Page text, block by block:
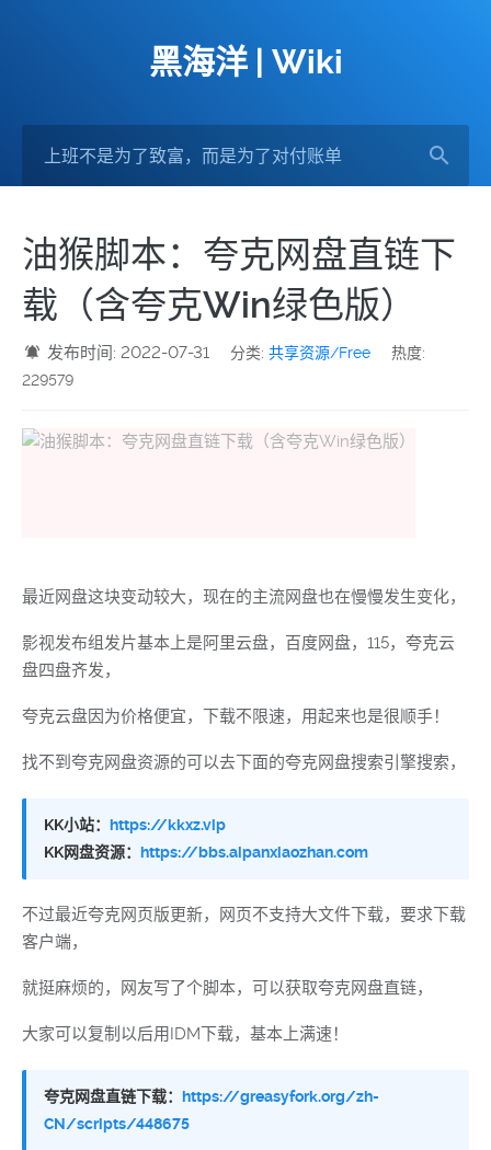
黑海洋 | Wiki
油猴脚本：夸克网盘直链下
载（含夸克Win绿色版）
发布时间: 2022-07-31 分类:共享资源/Free
热度:
229579
最近网盘这块变动较大，现在的主流网盘也在慢慢发生变化，
影视发布组发片基本上是阿里云盘，百度网盘，115，夸克云
盘四盘齐发，
夸克云盘因为价格便宜，下载不限速，用起来也是很顺手！
找不到夸克网盘资源的可以去下面的夸克网盘搜索引擎搜索，
KK小站： https://kkxz.vip
KK网盘资源： https://bbs.aipanxiaozhan.com
不过最近夸克网页版更新，网页不支持大文件下载，要求下载
客户端，
就挺麻烦的，网友写了个脚本，可以获取夸克网盘直链，
大家可以复制以后用IDM下载，基本上满速！
夸克网盘直链下载： https://greasyfork.org/zh-
CN/scripts/448675